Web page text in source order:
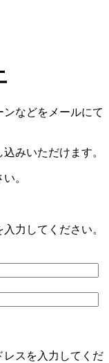
などをメールにて
みいただけます。
。
力してください。
レスを入力してくだ